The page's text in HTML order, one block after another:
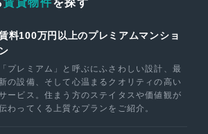
賃貸物件を探す
料100万円以上のプレミアムマンショ
ン
「プレミアム」と呼ぶにふさわしい設計、最
新の設備、そして心温まるクオリティの高い
ービス。住まう方のステイタスや価値観が
わってくる上質なプランをご紹介。